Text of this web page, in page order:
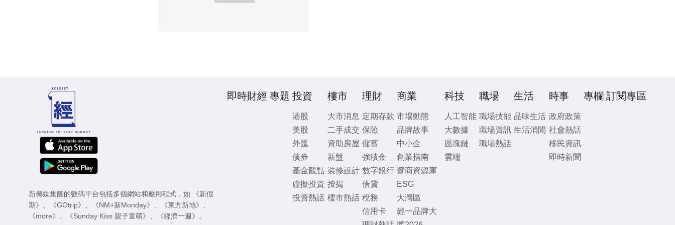
新傳媒集團的數碼平台包括多個網站和應用程式，如
《新假
期》
《GOtrip》 《NM+新Monday》 《東方新地》
《more》
《Sunday Kiss 親子童萌》 《經濟一週》 。
即時財經 專題 投資
港股
美股
外匯
債券
基金觀點
虛擬投資
投資熱話
樓市
大市消息
二手成交
資助房屋
新盤
裝修設計
按揭
樓市熱話
理財
定期存款
保險
儲蓄
強積金
數字銀行
借貸
稅務
信用卡
商業
市場動態
品牌故事
中小企
創業指南
營商資源庫
ESG
大灣區
經一品牌大
科技
人工智能
大數據
區塊鏈
雲端
職場
職場技能
職場資訊
職場熱話
生活
品味生活
生活消閒
時事
政府政策
社會熱話
移民資訊
即時新聞
專欄 訂閱專區